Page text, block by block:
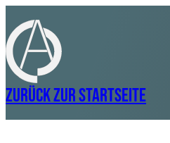
Zurück zur Startseite